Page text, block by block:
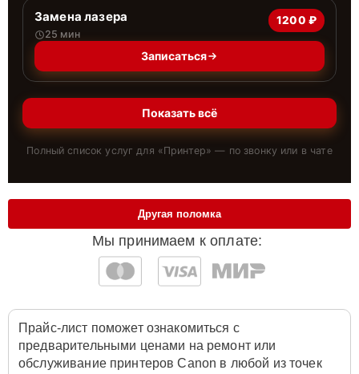
Замена лазера
25 мин
1200 ₽
Записаться
Показать всё
Полный список услуг для «Принтер» — по звонку или в чате
Мы принимаем к оплате:
Другая поломка
Прайс-лист поможет ознакомиться с
предварительными ценами на ремонт или
обслуживание принтеров Canon в любой из точек